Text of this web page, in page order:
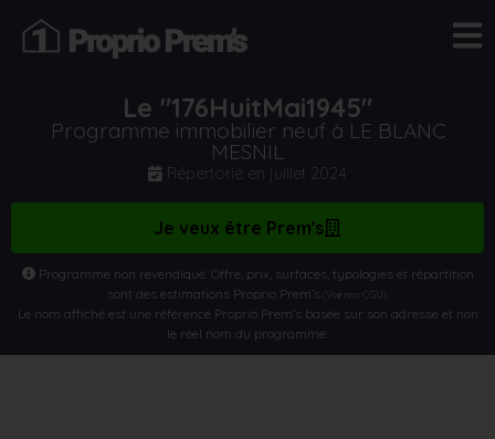
Le "176HuitMai1945"
Programme immobilier neuf à LE BLANC
MESNIL
Répertorié en juillet 2024
Je veux être Prem's
Programme non revendiqué. Offre, prix, surfaces, typologies et répartition
sont des estimations Proprio Prem’s(Voir nos CGU)
Le nom affiché est une référence Proprio Prem’s basée sur son adresse et non
le réel nom du programme.